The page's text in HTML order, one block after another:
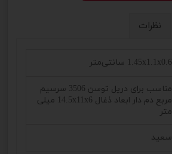
نظرات
1.45x1.1x0.6 سانتی‌متر
مناسب برای دریل توسن 3506 سرسیم
مربع دم دار ابعاد ذغال 14.5x11x6 میلی
متر
سعید